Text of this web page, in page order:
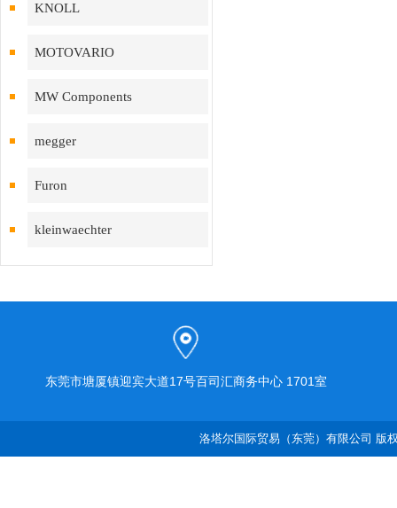
KNOLL
MOTOVARIO
MW Components
megger
Furon
kleinwaechter
东莞市塘厦镇迎宾大道17号百司汇商务中心 1701室
洛塔尔国际贸易（东莞）有限公司 版